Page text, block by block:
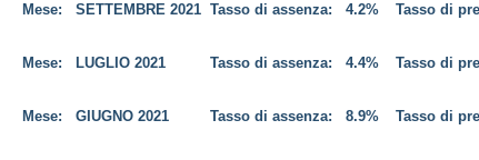
Mese: SETTEMBRE 2021 Tasso di assenza: 4.2% Tasso di
Mese: LUGLIO 2021 Tasso di assenza: 4.4% Tasso di
Mese: GIUGNO 2021 Tasso di assenza: 8.9% Tasso di